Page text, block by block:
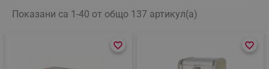
Показани са 1-40 от общо 137 артикул(а)
favorite_border
favorite_border favorite_border
favorite_border